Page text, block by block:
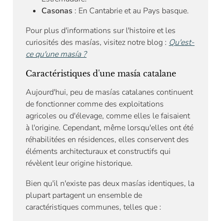
Casonas : En Cantabrie et au Pays basque.
Pour plus d'informations sur l'histoire et les
curiosités des masías, visitez notre blog : Qu'est-
ce qu'une masía ?
Caractéristiques d'une masía catalane
Aujourd'hui, peu de masías catalanes continuent
de fonctionner comme des exploitations
agricoles ou d'élevage, comme elles le faisaient
à l'origine. Cependant, même lorsqu'elles ont été
réhabilitées en résidences, elles conservent des
éléments architecturaux et constructifs qui
révèlent leur origine historique.
Bien qu'il n'existe pas deux masías identiques, la
plupart partagent un ensemble de
caractéristiques communes, telles que :